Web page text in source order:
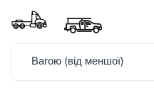
Вагою (від меншої)